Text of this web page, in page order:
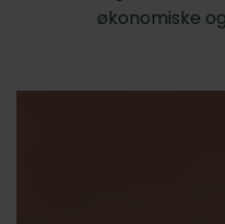
økonomiske